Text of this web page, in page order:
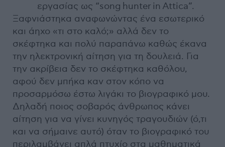
εργασίας ως “song hunter in Attica”.
Ξαφνιάστηκα αναφωνώντας ένα εσωτερικό
και άηχο «τι στο καλό;» αλλά δεν το
σκέφτηκα και πολύ παραπάνω καθώς έκανα
την ηλεκτρονική αίτηση για τη δουλειά. Για
την ακρίβεια δεν το σκέφτηκα καθόλου,
αφού δεν μπήκα καν στον κόπο να
προσαρμόσω έστω λιγάκι το βιογραφικό μου.
Δηλαδή ποιος σοβαρός άνθρωπος κάνει
αίτηση για να γίνει κυνηγός τραγουδιών (ό,τι
και να σήμαινε αυτό) όταν το βιογραφικό του
περιλαμβάνει απλά πτυχίο στα μαθηματικά